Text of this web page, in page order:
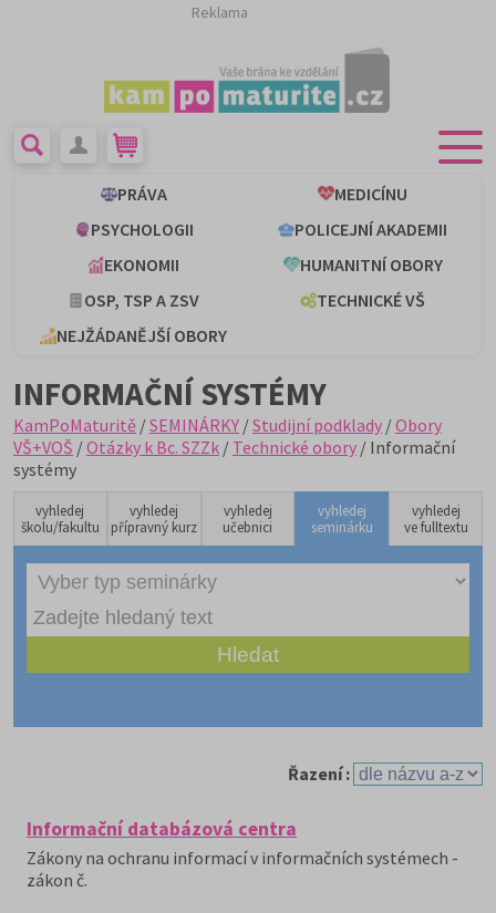
Reklama
PRÁVA
MEDICÍNU
PSYCHOLOGII
POLICEJNÍ AKADEMII
EKONOMII
HUMANITNÍ OBORY
OSP, TSP A ZSV
TECHNICKÉ VŠ
NEJŽÁDANĚJŠÍ OBORY
INFORMAČNÍ SYSTÉMY
KamPoMaturitě /SEMINÁRKY /Studijní podklady /Obory
VŠ+VOŠ /Otázky k Bc. SZZk / Technické obory / Informační
systémy
vyhledej
školu/fakultu
vyhledej
přípravný kurz
vyhledej
učebnici
vyhledej
seminárku
vyhledej
ve fulltextu
Řazení :
Informační databázová centra
Zákony na ochranu informací v informačních systémech -
zákon č.